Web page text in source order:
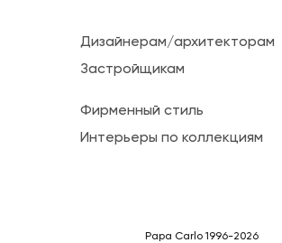
Дизайнерам/архитекторам
Застройщикам
Фирменный стиль
Интерьеры по коллекциям
Papa Carlo 1996-2026